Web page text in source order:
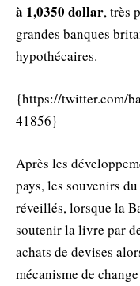
à 1,0350 dollar, très
grandes banques
hypothécaires.
{https://twitter.com/
41856}
Après les
pays, les souvenirs
réveillés, lorsque la
soutenir la livre par
achats de devises
mécanisme de